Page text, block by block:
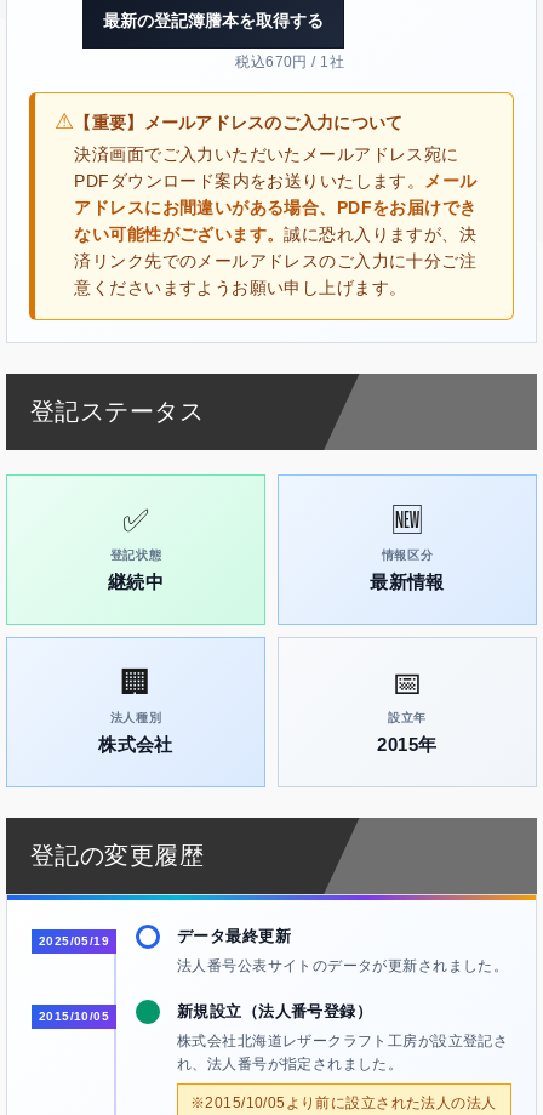
最新の登記簿謄本を取得する
税込670円 / 1社
⚠ 【重要】メールアドレスのご入力について
決済画面でご入力いただいたメールアドレス宛に
PDFダウンロード案内をお送りいたします。
メール
アドレスにお間違いがある場合、PDFをお届けでき
ない可能性がございます。誠に恐れ入りますが、決
済リンク先でのメールアドレスのご入力に十分ご注
意くださいますようお願い申し上げます。
登記ステータス
✅
登記状態
継続中
🆕
情報区分
最新情報
🏢
法人種別
株式会社
📅
設立年
2015年
登記の変更履歴
2025/05/19 データ最終更新
法人番号公表サイトのデータが更新されました。
2015/10/05 新規設立（法人番号登録）
株式会社北海道レザークラフト工房が設立登記さ
れ、法人番号が指定されました。
※2015/10/05より前に設立された法人の法人